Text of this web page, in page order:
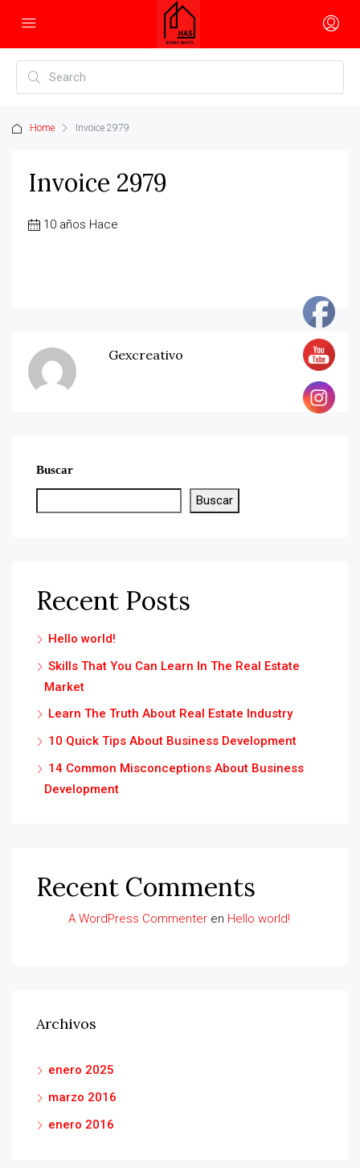
Home Invoice 2979
Invoice 2979
10 años Hace
Gexcreativo
Buscar
Buscar
Recent Posts
Hello world!
Skills That You Can Learn In The Real Estate
Market
Learn The Truth About Real Estate Industry
10 Quick Tips About Business Development
14 Common Misconceptions About Business
Development
Recent Comments
A WordPress Commenter en Hello world!
Archivos
enero 2025
marzo 2016
enero 2016